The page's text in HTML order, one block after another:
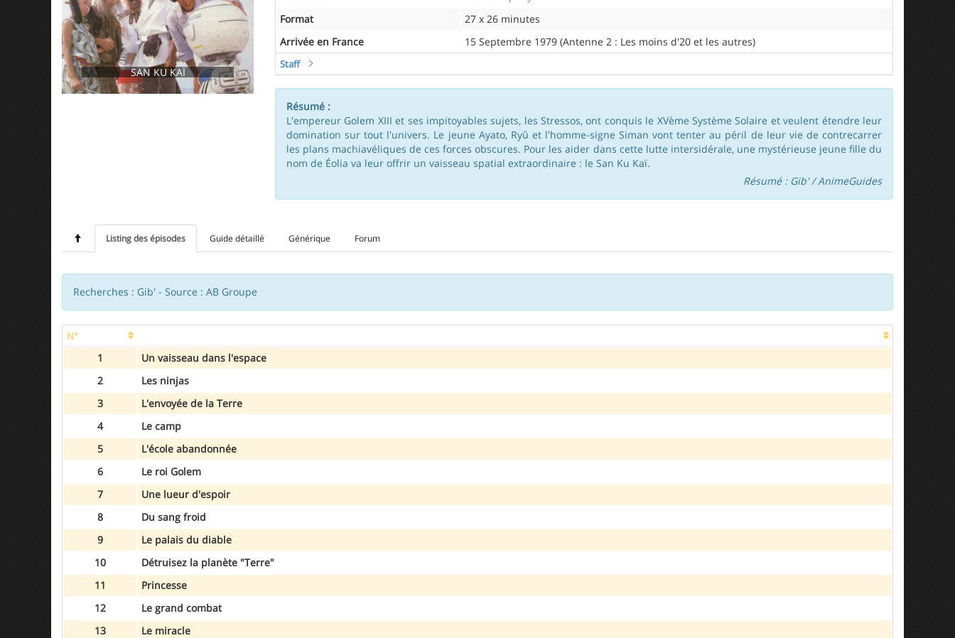
SAN KU KAÏ
Format
27 x 26 minutes
Arrivée en France
15 Septembre 1979 (Antenne 2 : Les moins d'20 et les autres)
Staff
Résumé :
L'empereur Golem XIII et ses impitoyables sujets, les Stressos, ont conquis le XVème Système Solaire et veulent étendre leur
domination sur tout l'univers. Le jeune Ayato, Ryû et l'homme-signe Siman vont tenter au péril de leur vie de contrecarrer
les plans machiavéliques de ces forces obscures. Pour les aider dans cette lutte intersidérale, une mystérieuse jeune fille du
nom de Éolia va leur offrir un vaisseau spatial extraordinaire : le San Ku Kaï.
Résumé : Gib' / AnimeGuides
Listing des épisodes Guide détaillé Générique Forum
Recherches : Gib' - Source : AB Groupe
N°
1
Un vaisseau dans l'espace
2
Les ninjas
3
L'envoyée de la Terre
4
Le camp
5
L'école abandonnée
6
Le roi Golem
7
Une lueur d'espoir
8
Du sang froid
9
Le palais du diable
10
Détruisez la planète "Terre"
11
Princesse
12
Le grand combat
13
Le miracle